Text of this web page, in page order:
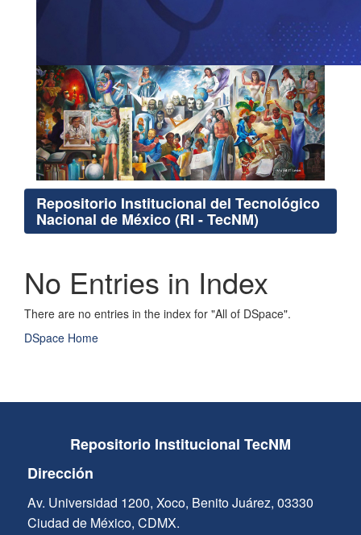
Repositorio Institucional del Tecnológico
Nacional de México (RI - TecNM)
No Entries in Index
There are no entries in the index for "All of DSpace".
DSpace Home
Repositorio Institucional TecNM
Dirección
Av. Universidad 1200, Xoco, Benito Juárez, 03330
Ciudad de México, CDMX.